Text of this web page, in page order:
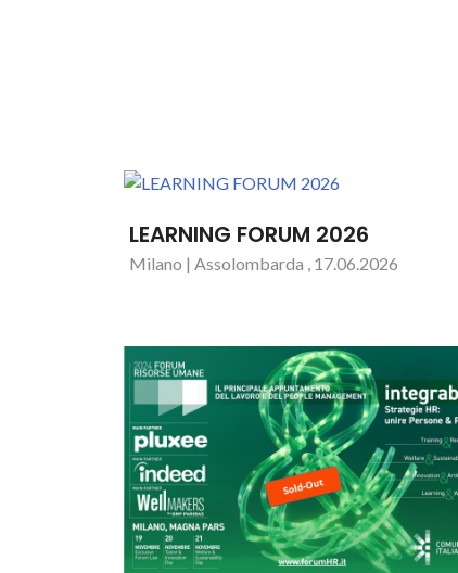
LEARNING FORUM 2026
Milano | Assolombarda , 17.06.2026